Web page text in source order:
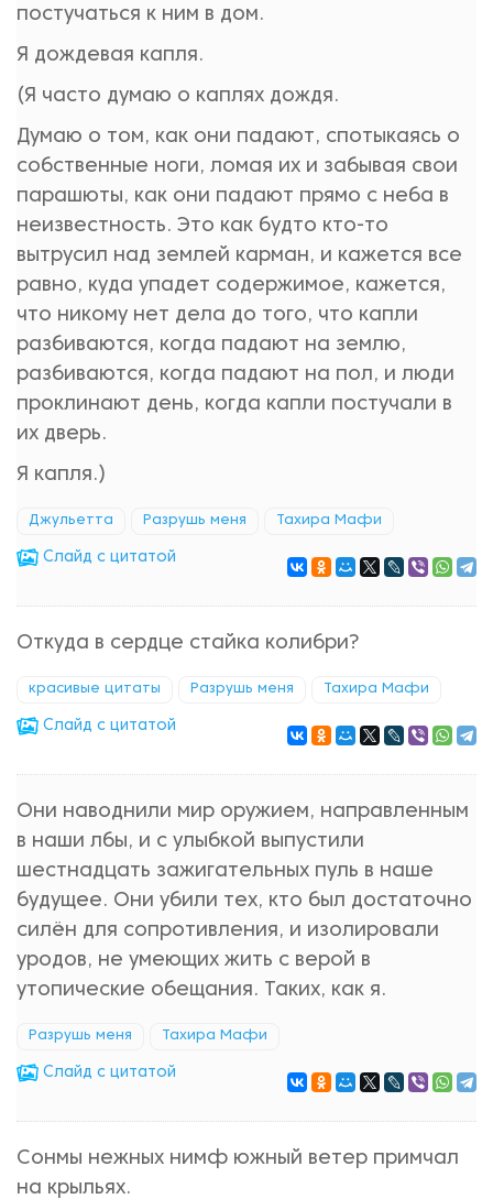
постучаться к ним в дом.
Я дождевая капля.
(Я часто думаю о каплях дождя.
Думаю о том, как они падают, спотыкаясь о
собственные ноги, ломая их и забывая свои
парашюты, как они падают прямо с неба в
неизвестность. Это как будто кто-то
вытрусил над землей карман, и кажется все
равно, куда упадет содержимое, кажется,
что никому нет дела до того, что капли
разбиваются, когда падают на землю,
разбиваются, когда падают на пол, и люди
проклинают день, когда капли постучали в
их дверь.
Я капля.)
Джульетта Разрушь меня Тахира Мафи
Cлайд с цитатой
Откуда в сердце стайка колибри?
красивые цитаты Разрушь меня Тахира Мафи
Cлайд с цитатой
Они наводнили мир оружием, направленным
в наши лбы, и с улыбкой выпустили
шестнадцать зажигательных пуль в наше
будущее. Они убили тех, кто был достаточно
силён для сопротивления, и изолировали
уродов, не умеющих жить с верой в
утопические обещания. Таких, как я.
Разрушь меня Тахира Мафи
Cлайд с цитатой
Сонмы нежных нимф южный ветер примчал
на крыльях.